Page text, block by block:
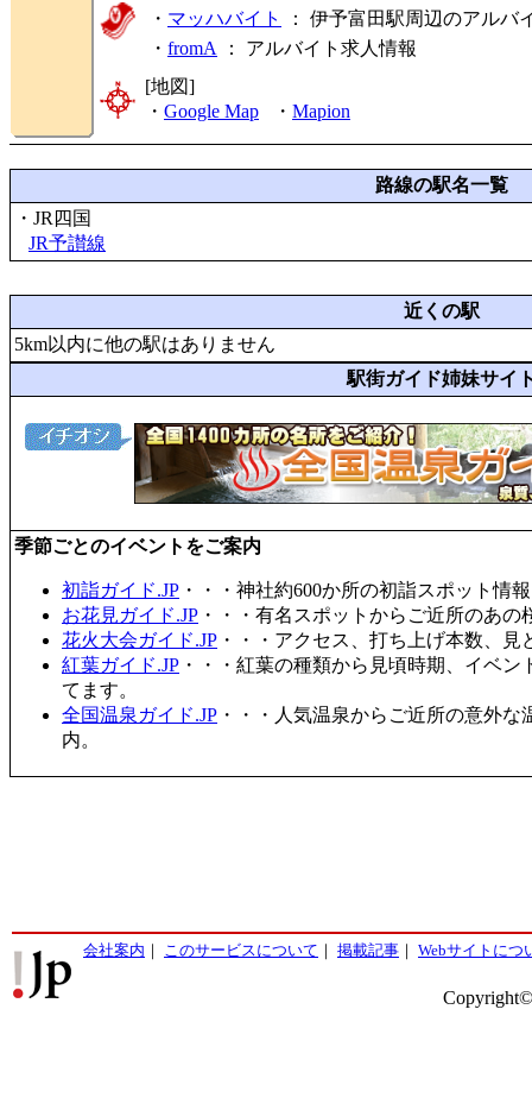
・ マッハバイト
： 伊予富田駅周辺のアルバ
・ fromA ： アルバイト求人情報
[地図]
・ Google Map ・ Mapion
路線の駅名一覧
・JR四国
JR予讃線
近くの駅
5km以内に他の駅はありません
駅街ガイド姉妹サイ
季節ごとのイベントをご案内
初詣ガイド.JP ・・・神社約600か所の初詣スポット情
お花見ガイド.JP ・・・有名スポットからご近所のあ
花火大会ガイド.JP ・・・アクセス、打ち上げ本数、
紅葉ガイド.JP ・・・紅葉の種類から見頃時期、イベ
てます。
全国温泉ガイド.JP ・・・人気温泉からご近所の意外
内。
会社案内 ｜ このサービスについて ｜ 掲載記事 ｜ Webサイトにつ